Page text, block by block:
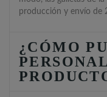
producción y envío de
¿CÓMO